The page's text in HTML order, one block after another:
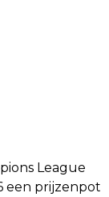
League
een prijzenpot